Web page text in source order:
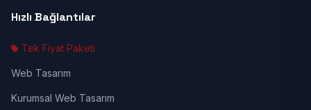
Hızlı Bağlantılar
Tek Fiyat Paketi
Web Tasarım
Kurumsal Web Tasarım